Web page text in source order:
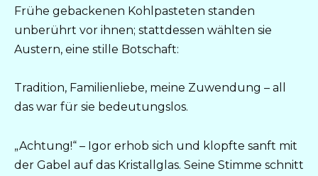
Frühe gebackenen Kohlpasteten standen
unberührt vor ihnen; stattdessen wählten sie
Austern, eine stille Botschaft:
Tradition, Familienliebe, meine Zuwendung – all
das war für sie bedeutungslos.
„Achtung!“ – Igor erhob sich und klopfte sanft mit
der Gabel auf das Kristallglas. Seine Stimme schnitt